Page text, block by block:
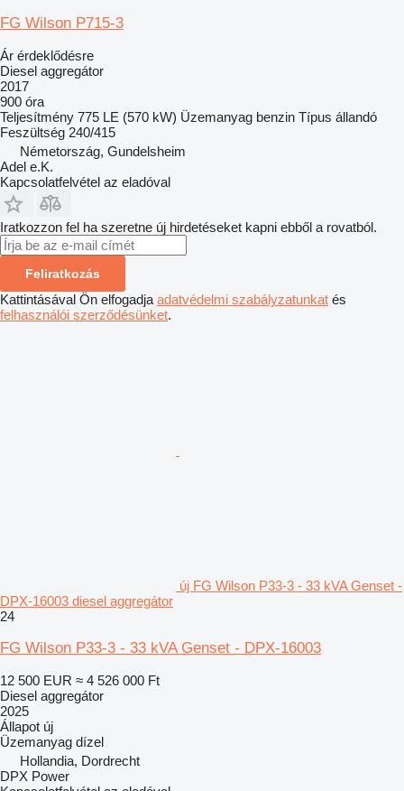
FG Wilson P715-3
Ár érdeklődésre
Diesel aggregátor
2017
900 óra
Teljesítmény 775 LE (570 kW) Üzemanyag benzin Típus állandó
Feszültség 240/415
Németország, Gundelsheim
Adel e.K.
Kapcsolatfelvétel az eladóval
Iratkozzon fel ha szeretne új hirdetéseket kapni ebből a rovatból.
Feliratkozás
Kattintásával Ön elfogadja adatvédelmi szabályzatunkat és
felhasználói szerződésünket.
új FG Wilson P33-3 - 33 kVA Genset -
DPX-16003 diesel aggregátor
24
FG Wilson P33-3 - 33 kVA Genset - DPX-16003
12 500 EUR ≈ 4 526 000 Ft
Diesel aggregátor
2025
Állapot új
Üzemanyag dízel
Hollandia, Dordrecht
DPX Power